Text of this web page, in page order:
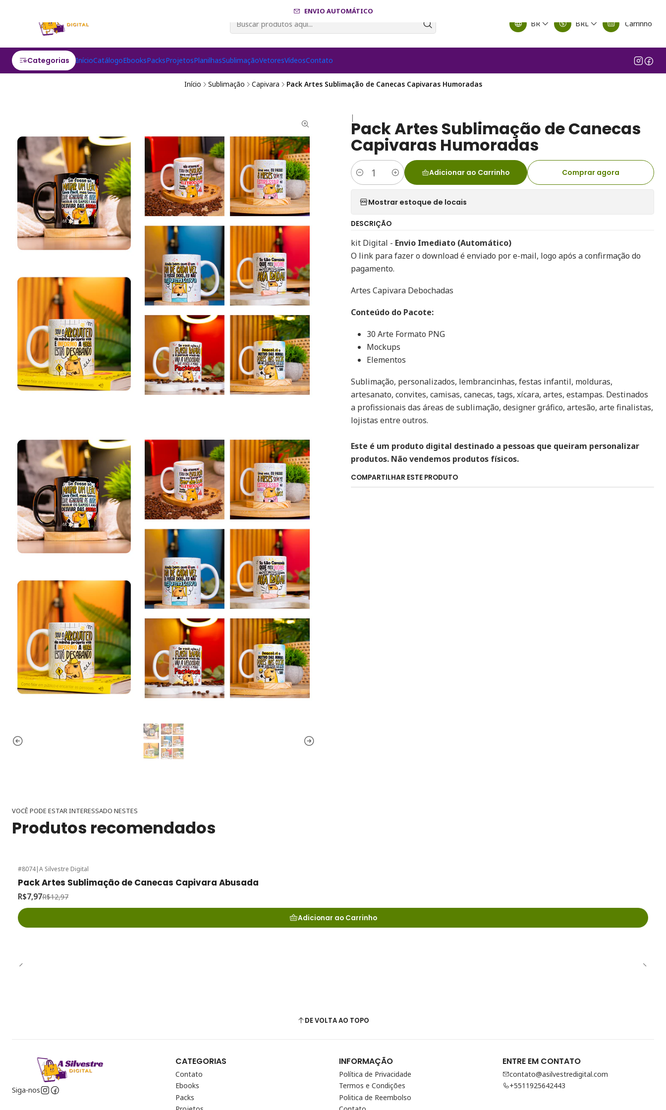
BR BRL Carrinho
Categorias InícioCatálogoEbooksPacksProjetosPlanilhasSublimaçãoVetoresVídeosContato
ENVIO AUTOMÁTICO
Início Sublimação Capivara Pack Artes Sublimação de Canecas Capivaras Humoradas
|
Pack Artes Sublimação de Canecas
Capivaras Humoradas
Quantidade
Adicionar ao Carrinho Comprar agora
Mostrar estoque de locais
DESCRIÇÃO
kit Digital - Envio Imediato (Automático)
O link para fazer o download é enviado por e-mail, logo após a confirmação do
pagamento.
Artes Capivara Debochadas
Conteúdo do Pacote:
30 Arte Formato PNG
Mockups
Elementos
Sublimação, personalizados, lembrancinhas, festas infantil, molduras,
artesanato, convites, camisas, canecas, tags, xícara, artes, estampas. Destinados
a profissionais das áreas de sublimação, designer gráfico, artesão, arte finalistas,
lojistas entre outros.
Este é um produto digital destinado a pessoas que queiram personalizar
produtos. Não vendemos produtos físicos.
COMPARTILHAR ESTE PRODUTO
VOCÊ PODE ESTAR INTERESSADO NESTES
Produtos recomendados
#8074|A Silvestre Digital
Pack Artes Sublimação de Canecas Capivara Abusada
R$7,97R$12,97
Adicionar ao Carrinho
DE VOLTA AO TOPO
Siga-nos
CATEGORIAS
Contato
Ebooks
Packs
INFORMAÇÃO
Política de Privacidade
Termos e Condições
Politica de Reembolso
ENTRE EM CONTATO
contato@asilvestredigital.com
+5511925642443